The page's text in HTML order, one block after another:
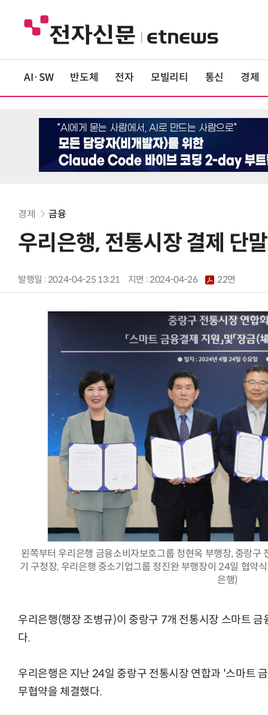
AI·SW 반도체 전자 모빌리티 통신 경제
경제 금융
우리은행, 전통시장 결제 단
발행일 : 2024-04-25 13:21 지면 :2024-04-26 22면
왼쪽부터 우리은행 금융소비자보호그룹 정현옥 부행장, 중랑구
기 구청장, 우리은행 중소기업그룹 정진완 부행장이 24일 협약
은행)
우리은행(행장 조병규)이 중랑구 7개 전통시장 스마트
다.
우리은행은 지난 24일 중랑구 전통시장 연합과 '스마트
무협약을 체결했다.
AI Native Enterprise를 지원하는 AI Ready Data